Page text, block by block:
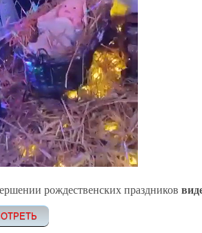
рождественских праздников